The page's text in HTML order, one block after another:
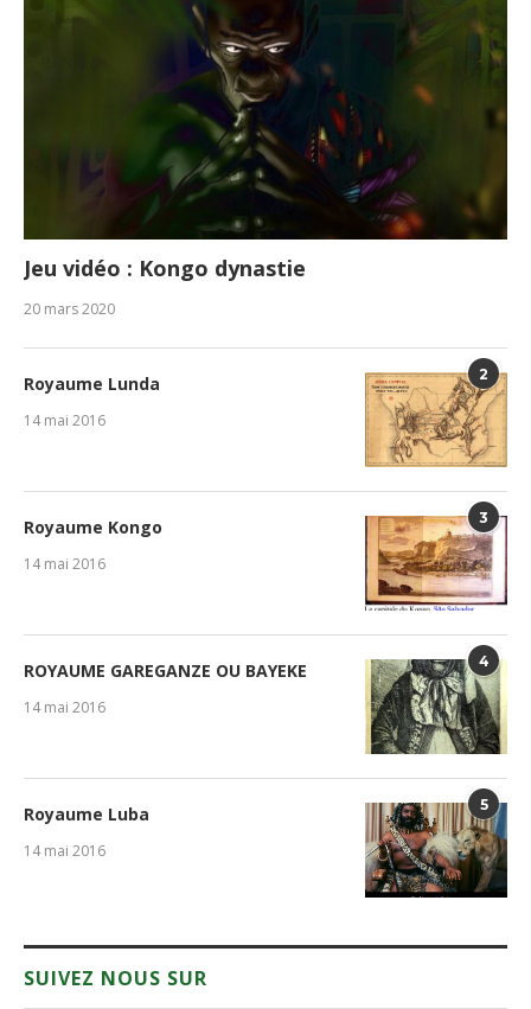
Jeu vidéo : Kongo dynastie
20 mars 2020
2
Royaume Lunda
14 mai 2016
3
Royaume Kongo
14 mai 2016
4
ROYAUME GAREGANZE OU BAYEKE
14 mai 2016
5
Royaume Luba
14 mai 2016
SUIVEZ NOUS SUR